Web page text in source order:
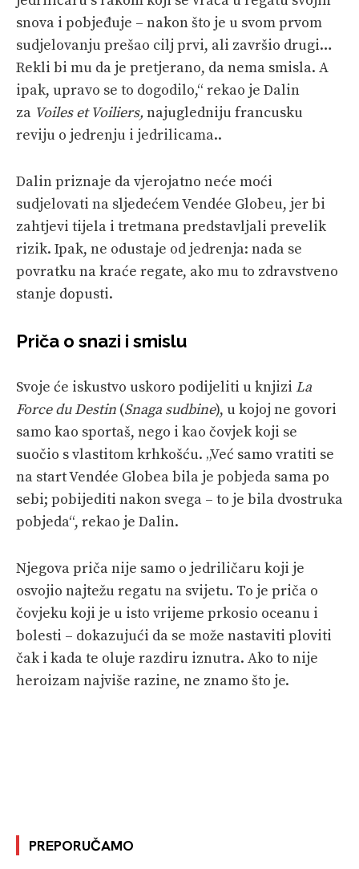
snova i pobjeđuje – nakon što je u svom prvom
sudjelovanju prešao cilj prvi, ali završio drugi…
Rekli bi mu da je pretjerano, da nema smisla. A
ipak, upravo se to dogodilo,“ rekao je Dalin
za Voiles et Voiliers, najugledniju francusku
reviju o jedrenju i jedrilicama..
Dalin priznaje da vjerojatno neće moći
sudjelovati na sljedećem Vendée Globeu, jer bi
zahtjevi tijela i tretmana predstavljali prevelik
rizik. Ipak, ne odustaje od jedrenja: nada se
povratku na kraće regate, ako mu to zdravstveno
stanje dopusti.
Priča o snazi i smislu
Svoje će iskustvo uskoro podijeliti u knjizi La
Force du Destin (Snaga sudbine), u kojoj ne govori
samo kao sportaš, nego i kao čovjek koji se
suočio s vlastitom krhkošću. „Već samo vratiti se
na start Vendée Globea bila je pobjeda sama po
sebi; pobijediti nakon svega – to je bila dvostruka
pobjeda“, rekao je Dalin.
Njegova priča nije samo o jedriličaru koji je
osvojio najtežu regatu na svijetu. To je priča o
čovjeku koji je u isto vrijeme prkosio oceanu i
bolesti – dokazujući da se može nastaviti ploviti
čak i kada te oluje razdiru iznutra. Ako to nije
heroizam najviše razine, ne znamo što je.
PREPORUČAMO